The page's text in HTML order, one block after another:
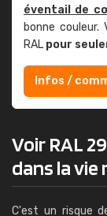
éventail de
bonne
RAL pour
Infos /
Voir RAL
dans la vie
C'est un risque